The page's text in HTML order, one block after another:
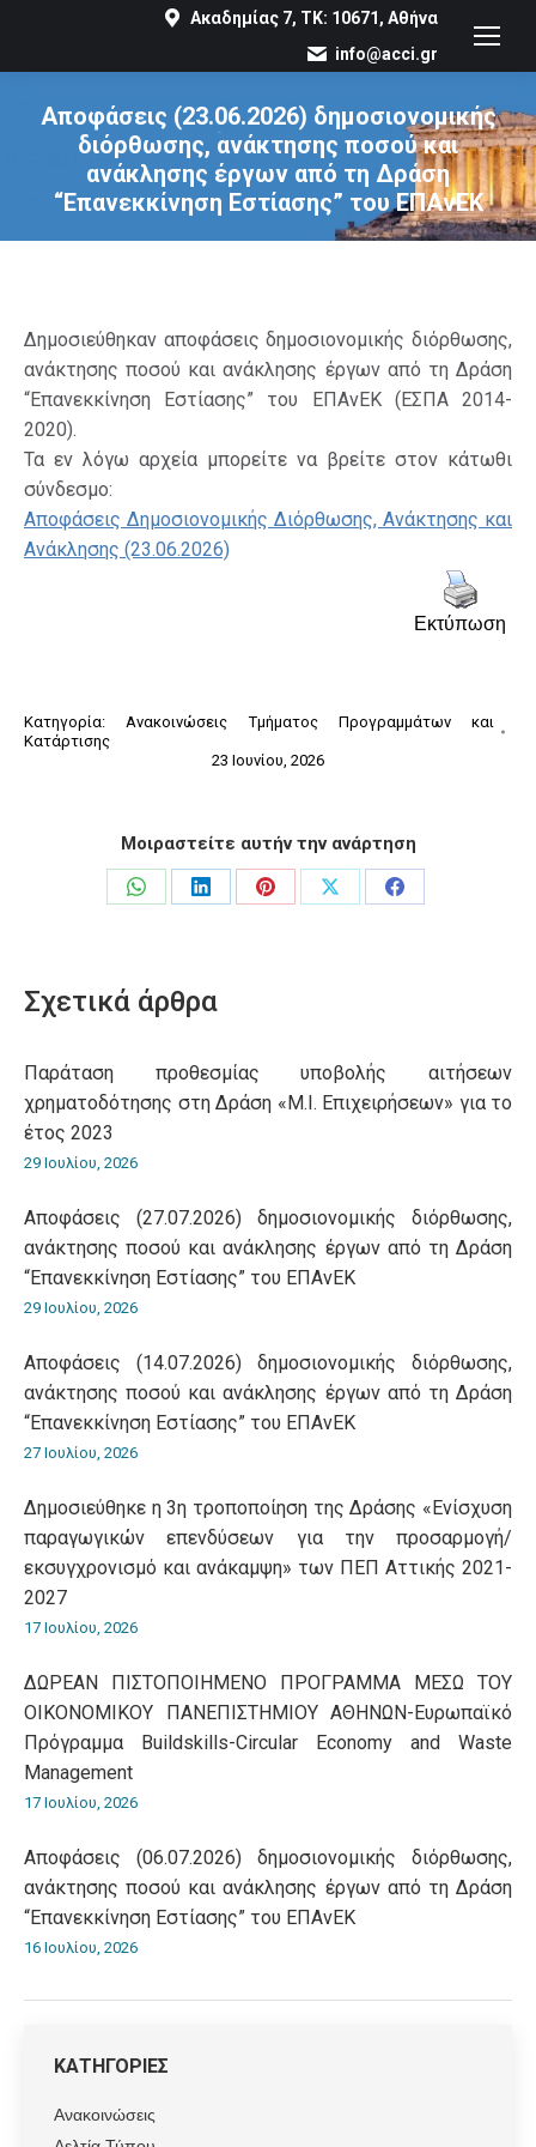
Ακαδημίας 7, ΤΚ: 10671, Αθήνα
info@acci.gr
Αποφάσεις (23.06.2026) δημοσιονομικής
διόρθωσης, ανάκτησης ποσού και
ανάκλησης έργων από τη Δράση
“Επανεκκίνηση Εστίασης” του ΕΠΑνΕΚ
You are here:
Δημοσιεύθηκαν αποφάσεις δημοσιονομικής διόρθωσης,
ανάκτησης ποσού και ανάκλησης έργων από τη Δράση
“Επανεκκίνηση Εστίασης” του ΕΠΑνΕΚ (ΕΣΠΑ 2014-
2020).
Τα εν λόγω αρχεία μπορείτε να βρείτε στον κάτωθι
σύνδεσμο:
Αποφάσεις Δημοσιονομικής Διόρθωσης, Ανάκτησης και
Ανάκλησης (23.06.2026)
Εκτύπωση
Κατηγορία:Ανακοινώσεις Τμήματος Προγραμμάτων και
Κατάρτισης
23 Ιουνίου, 2026
Μοιραστείτε αυτήν την ανάρτηση
Share
Share
Share
Share
Share
Σχετικά άρθρα
Παράταση προθεσμίας υποβολής αιτήσεων
χρηματοδότησης στη Δράση «Μ.Ι. Επιχειρήσεων» για το
έτος 2023
29 Ιουλίου, 2026
Αποφάσεις (27.07.2026) δημοσιονομικής διόρθωσης,
ανάκτησης ποσού και ανάκλησης έργων από τη Δράση
“Επανεκκίνηση Εστίασης” του ΕΠΑνΕΚ
29 Ιουλίου, 2026
Αποφάσεις (14.07.2026) δημοσιονομικής διόρθωσης,
ανάκτησης ποσού και ανάκλησης έργων από τη Δράση
“Επανεκκίνηση Εστίασης” του ΕΠΑνΕΚ
27 Ιουλίου, 2026
Δημοσιεύθηκε η 3η τροποποίηση της Δράσης «Ενίσχυση
παραγωγικών επενδύσεων για την προσαρμογή/
εκσυγχρονισμό και ανάκαμψη» των ΠΕΠ Αττικής 2021-
2027
17 Ιουλίου, 2026
ΔΩΡΕΑΝ ΠΙΣΤΟΠΟΙΗΜΕΝΟ ΠΡΟΓΡΑΜΜΑ ΜΕΣΩ ΤΟΥ
ΟΙΚΟΝΟΜΙΚΟΥ ΠΑΝΕΠΙΣΤΗΜΙΟΥ ΑΘΗΝΩΝ-Ευρωπαϊκό
Πρόγραμμα Βuildskills-Circular Economy and Waste
Management
17 Ιουλίου, 2026
Αποφάσεις (06.07.2026) δημοσιονομικής διόρθωσης,
ανάκτησης ποσού και ανάκλησης έργων από τη Δράση
“Επανεκκίνηση Εστίασης” του ΕΠΑνΕΚ
16 Ιουλίου, 2026
ΚΑΤΗΓΟΡΙΕΣ
Ανακοινώσεις